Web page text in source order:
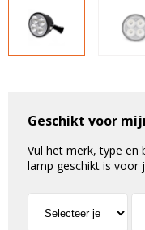
Klantenservice
Geschikt voor
Vul het merk, type en
lamp geschikt is voor